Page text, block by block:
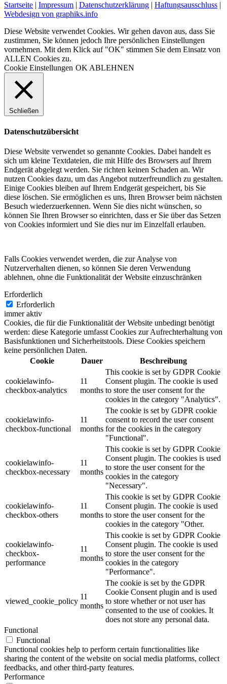
Startseite | Impressum | Datenschutzerklärung | Haftungsausschluss |
Webdesign von graphiks.info
Diese Website verwendet Cookies. Wir gehen davon aus, dass Sie
zustimmen, Sie können jedoch Ihre persönlichen Einstellungen
vornehmen. Mit dem Klick auf "OK" stimmen Sie dem Einsatz von
ALLEN Cookies zu.
Cookie Einstellungen OKABLEHNEN
Schließen
Datenschutzübersicht
Diese Website verwendet so genannte Cookies. Dabei handelt es
sich um kleine Textdateien, die mit Hilfe des Browsers auf Ihrem
Endgerät abgelegt werden. Sie richten keinen Schaden an. Wir
nutzen Cookies dazu, um das Angebot nutzerfreundlich zu gestalten.
Einige Cookies bleiben auf Ihrem Endgerät gespeichert, bis Sie
diese löschen. Sie ermöglichen es uns, Ihren Browser beim nächsten
Besuch wiederzuerkennen. Wenn Sie dies nicht wünschen, so
können Sie Ihren Browser so einrichten, dass er Sie über das Setzen
von Cookies informiert und Sie dies nur im Einzelfall erlauben.
Falls Cookies verwendet werden, die zur Analyse von
Nutzerverhalten dienen, so können Sie deren Verwendung
ablehnen, ohne die Funktionalität der Website einzuschränken
Erforderlich
Erforderlich
immer aktiv
Cookies, die für die Funktionalität der Website unbedingt benötigt
werden: diese Kategorie umfasst Cookies zur Aufrechterhaltung von
Basisfunktionen und Sicherheitstools. Diese Cookies speichern
keine persönlichen Daten.
Cookie
Dauer Beschreibung
cookielawinfo-
checkbox-analytics
11
months
This cookie is set by GDPR Cookie
Consent plugin. The cookie is used
to store the user consent for the
cookies in the category "Analytics".
cookielawinfo-
checkbox-functional
11
months
The cookie is set by GDPR cookie
consent to record the user consent
for the cookies in the category
"Functional".
cookielawinfo-
checkbox-necessary
11
months
This cookie is set by GDPR Cookie
Consent plugin. The cookies is used
to store the user consent for the
cookies in the category
"Necessary".
cookielawinfo-
checkbox-others
11
months
This cookie is set by GDPR Cookie
Consent plugin. The cookie is used
to store the user consent for the
cookies in the category "Other.
cookielawinfo-
checkbox-
performance
11
months
This cookie is set by GDPR Cookie
Consent plugin. The cookie is used
to store the user consent for the
cookies in the category
"Performance".
viewed_cookie_policy
11
months
The cookie is set by the GDPR
Cookie Consent plugin and is used
to store whether or not user has
consented to the use of cookies. It
does not store any personal data.
Functional
Functional
Functional cookies help to perform certain functionalities like
sharing the content of the website on social media platforms, collect
feedbacks, and other third-party features.
Performance